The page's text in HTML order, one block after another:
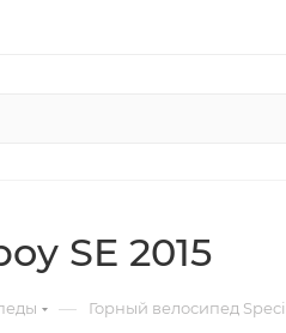
SE 2015
— Горный велосипед